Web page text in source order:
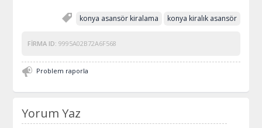
konya asansör kiralama konya kiralık asansör
FIRMA ID: 9995A02B72A6F568
Problem raporla
Yorum Yaz